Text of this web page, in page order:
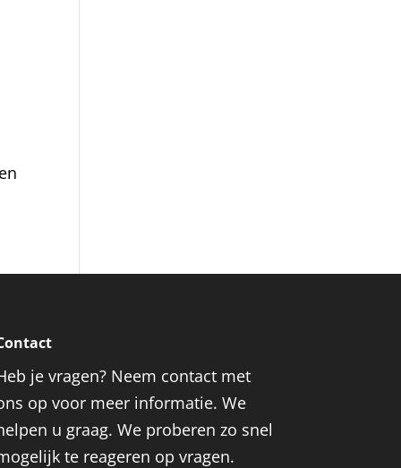
je vragen? Neem contact met
op voor meer informatie. We
u graag. We proberen zo snel
te reageren op vragen.